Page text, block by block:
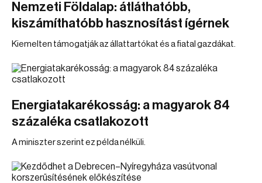
Nemzeti Földalap: átláthatóbb,
kiszámíthatóbb hasznosítást ígérnek
Kiemelten támogatják az állattartókat és a fiatal gazdákat.
Energiatakarékosság: a magyarok 84
százaléka csatlakozott
A miniszter szerint ez példa nélküli.